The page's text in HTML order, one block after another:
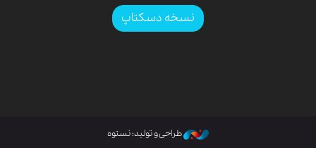
نسخه دسکتاپ
طراحی و تولید: نستوه